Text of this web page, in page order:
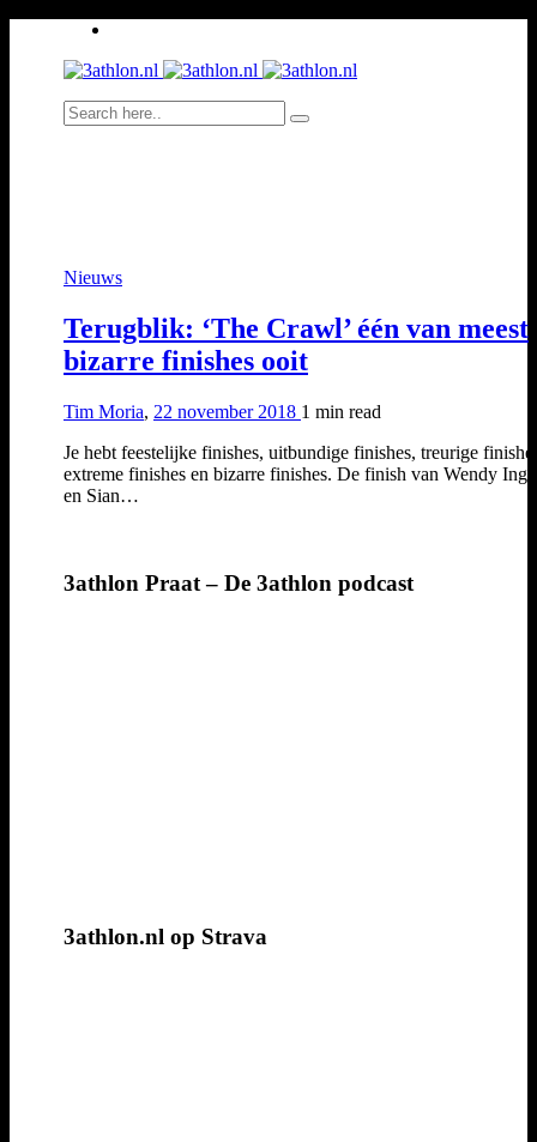
Nieuws
Terugblik: ‘The Crawl’ één van meest
bizarre finishes ooit
Tim Moria, 22 november 2018 1 min read
Je hebt feestelijke finishes, uitbundige finishes, treurige
extreme finishes en bizarre finishes. De finish van Wendy
en Sian…
3athlon Praat – De 3athlon podcast
3athlon.nl op Strava